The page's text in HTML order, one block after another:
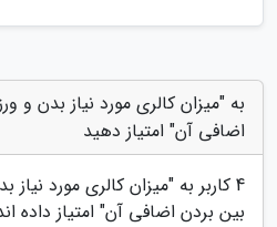
به "میزان کالری مورد نیاز بدن و
اضافی آن" امتیاز دهید
4 کاربر به "میزان کالری مورد
بین بردن اضافی آن" امتیاز داده